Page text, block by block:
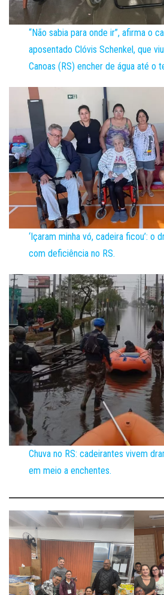
“Não sabia para onde ir”, afirma o
aposentado Clóvis Schenkel, que
Canoas (RS) encher de água até o
‘Içaram minha vó, cadeira ficou’: o
com deficiência no RS.
Chuva no RS: cadeirantes vivem
em meio a enchentes.